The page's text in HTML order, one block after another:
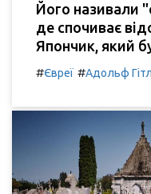
Його називали
де спочиває
Япончик, який
#Євреї #Адольф